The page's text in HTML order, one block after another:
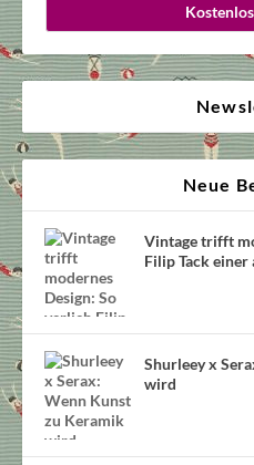
Neue
Vintage trifft
Filip Tack einer
Shurleey x
wird